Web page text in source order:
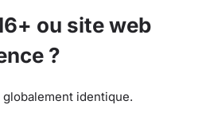
ou site web
?
identique.